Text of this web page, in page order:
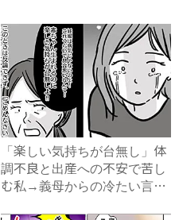
「楽しい気持ちが台無し」体
調不良と出産への不安で苦し
む私→義母からの冷たい言葉